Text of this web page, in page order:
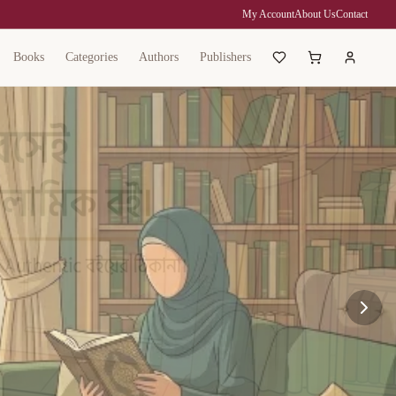
My AccountAbout UsContact
Books Categories Authors Publishers